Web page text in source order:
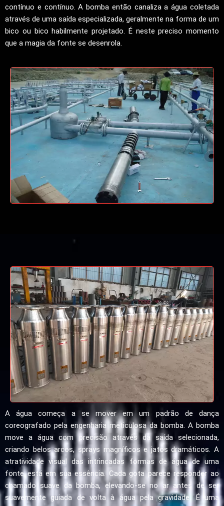
contínuo e contínuo. A bomba então canaliza a água coletada
através de uma saída especializada, geralmente na forma de um
bico ou bico habilmente projetado. É neste preciso momento
que a magia da fonte se desenrola.
A água começa a se mover em um padrão de dança
coreografado pela engenharia meticulosa da bomba. A bomba
move a água com precisão através da saída selecionada,
criando belos arcos, sprays magníficos e jatos dramáticos. A
atratividade visual das intrincadas formas de água de uma
fonte está em sua essência. Cada gota parece responder ao
chamado suave da bomba, elevando-se no ar antes de ser
suavemente guiada de volta à água pela gravidade. É uma